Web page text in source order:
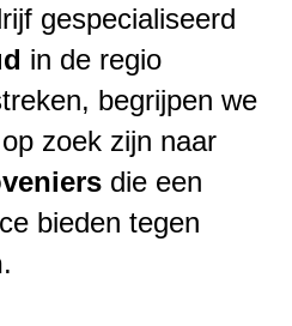
gespecialiseerd
in de regio
begrijpen we
zoek zijn naar
die een
bieden tegen
.